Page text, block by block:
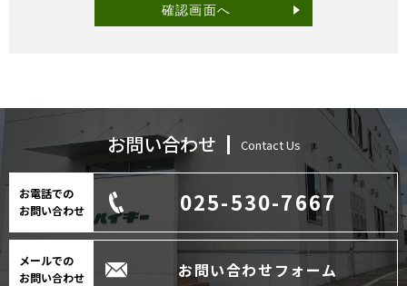
お問い合わせ Contact Us
お電話での
お問い合わせ
025-530-7667
メールでの
お問い合わせ
お問い合わせフォーム